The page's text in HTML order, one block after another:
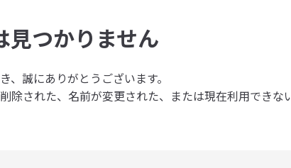
見つかりません
、誠にありがとうございます。
除された、名前が変更された、または現在利用できな